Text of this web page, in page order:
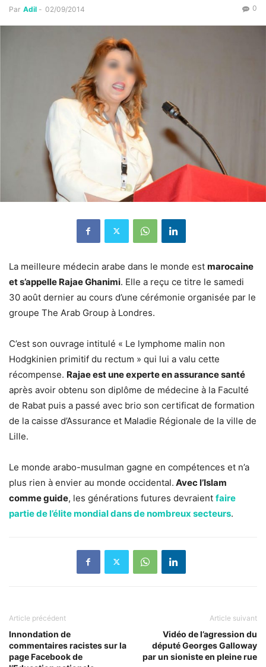
Par Adil - 02/09/2014 0
La meilleure médecin arabe dans le monde est marocaine
et s’appelle Rajae Ghanimi. Elle a reçu ce titre le samedi
30 août dernier au cours d’une cérémonie organisée par le
groupe The Arab Group à Londres.
C’est son ouvrage intitulé « Le lymphome malin non
Hodgkinien primitif du rectum » qui lui a valu cette
récompense. Rajae est une experte en assurance santé
après avoir obtenu son diplôme de médecine à la Faculté
de Rabat puis a passé avec brio son certificat de formation
de la caisse d’Assurance et Maladie Régionale de la ville de
Lille.
Le monde arabo-musulman gagne en compétences et n’a
plus rien à envier au monde occidental. Avec l’Islam
comme guide, les générations futures devraient faire
partie de l’élite mondial dans de nombreux secteurs.
Article précédent
Innondation de
commentaires racistes sur la
page Facebook de
Article suivant
Vidéo de l’agression du
député Georges Galloway
par un sioniste en pleine rue